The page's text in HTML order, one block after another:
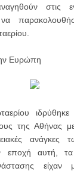
στις
να
Ευρώπη
της Αθήνας
ανάγκες
εποχή αυτή, τα
είχαν